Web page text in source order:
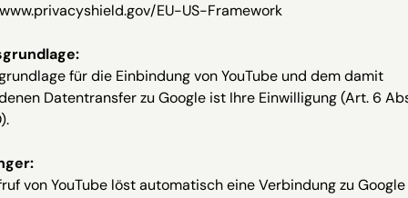
EU-US-Framework
für die Einbindung von YouTube und dem damit
Datentransfer zu Google ist Ihre Einwilligung (Art. 6
von YouTube löst automatisch eine Verbindung zu Google